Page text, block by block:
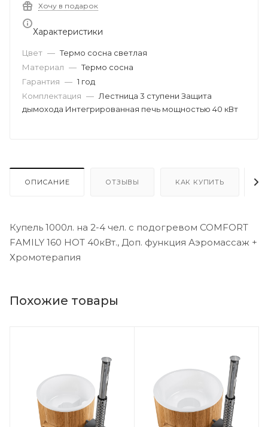
Хочу в подарок
Характеристики
Цвет — Термо сосна светлая
Материал — Термо сосна
Гарантия — 1 год
Комплектация — Лестница 3 ступени Защита
дымохода Интегрированная печь мощностью 40 кВт
ОПИСАНИЕ ОТЗЫВЫ КАК КУПИТЬ
Купель 1000л. на 2-4 чел. с подогревом COMFORT
FAMILY 160 HOT 40кВт., Доп. функция Аэромассаж +
Хромотерапия
Похожие товары